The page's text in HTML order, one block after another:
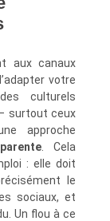
aux canaux
votre
culturels
surtout ceux
approche
. Cela
: elle doit
le
sociaux, et
Un flou à ce